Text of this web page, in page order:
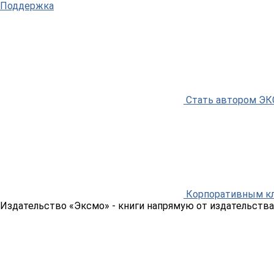
Поддержка
Стать автором
Корпоративным
Издательство «Эксмо» - книги напрямую от издательства